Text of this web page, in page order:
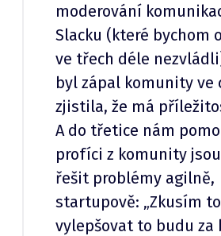
moderování
Slacku (které bychom
ve třech déle
byl zápal komunity ve
zjistila, že má
A do třetice nám
profíci z komunity
řešit problémy agilně,
startupově: „Zkusím
vylepšovat to budu za